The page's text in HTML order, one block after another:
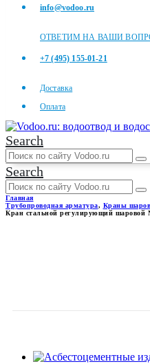
info@vodoo.ru
ОТВЕТИМ НА ВАШИ
+7 (495) 155-01-21
Доставка
Оплата
Search
Search
Главная
Трубопроводная арматура, Краны
Кран стальной регулирующий шаровой